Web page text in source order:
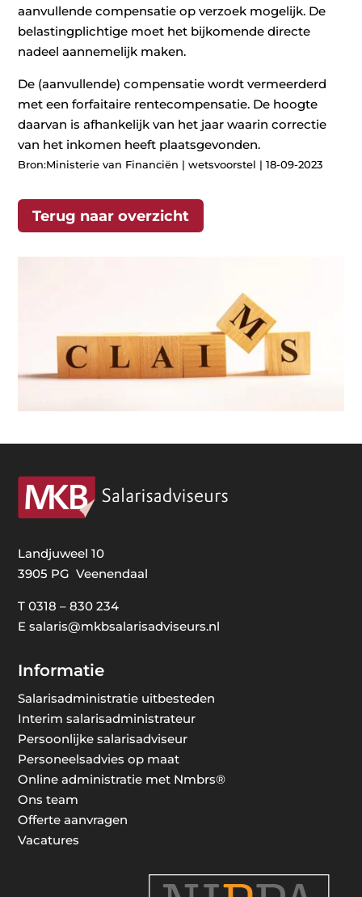
aanvullende compensatie op verzoek mogelijk. De
belastingplichtige moet het bijkomende directe
nadeel aannemelijk maken.
De (aanvullende) compensatie wordt vermeerderd
met een forfaitaire rentecompensatie. De hoogte
daarvan is afhankelijk van het jaar waarin correctie
van het inkomen heeft plaatsgevonden.
Bron:Ministerie van Financiën | wetsvoorstel | 18-09-2023
Terug naar overzicht
Landjuweel 10
3905 PG Veenendaal
T0318 – 830 234
Esalaris@mkbsalarisadviseurs.nl
Informatie
Salarisadministratie uitbesteden
Interim salarisadministrateur
Persoonlijke salarisadviseur
Personeelsadvies op maat
Online administratie met Nmbrs®
Ons team
Offerte aanvragen
Vacatures